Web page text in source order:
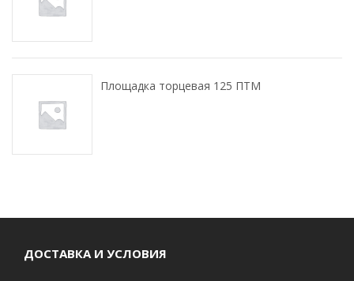
Площадка торцевая 125 ПТМ
ДОСТАВКА И УСЛОВИЯ